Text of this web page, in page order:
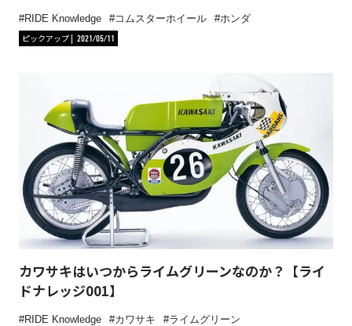
RIDE Knowledge コムスターホイール
ホンダ
ピックアップ
2021/05/11
カワサキはいつからライムグリーンなのか？【ライ
ドナレッジ001】
RIDE Knowledge カワサキ
ライムグリーン